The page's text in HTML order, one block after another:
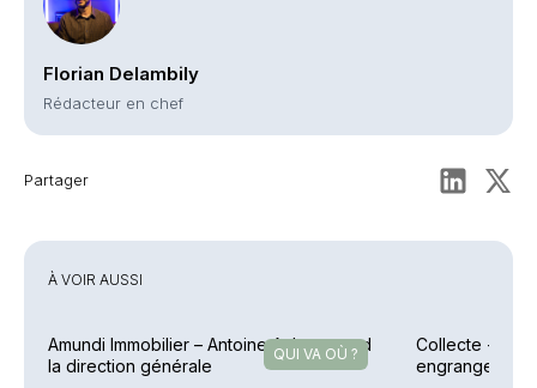
Florian Delambily
Rédacteur en chef
Partager
À VOIR AUSSI
QUI VA OÙ ?
Amundi Immobilier – Antoine Aubry prend
la direction générale
Collecte -
engrangent en